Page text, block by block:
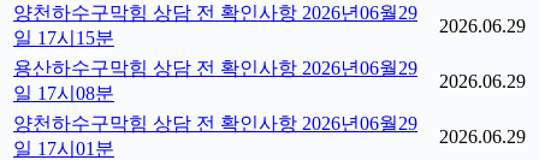
양천하수구막힘 상담 전 확인사항 2026년06월29
일 17시15분
2026.06.29
용산하수구막힘 상담 전 확인사항 2026년06월29
일 17시08분
2026.06.29
양천하수구막힘 상담 전 확인사항 2026년06월29
일 17시01분
2026.06.29